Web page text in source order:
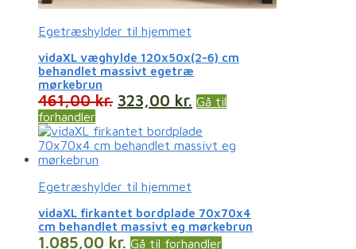
Egetræshylder til hjemmet
vidaXL væghylde 120x50x(2-6) cm
behandlet massivt egetræ
mørkebrun
461,00kr. 323,00 kr. Gå til
forhandler
Egetræshylder til hjemmet
vidaXL firkantet bordplade 70x70x4
cm behandlet massivt eg mørkebrun
1.085,00 kr. Gå til forhandler